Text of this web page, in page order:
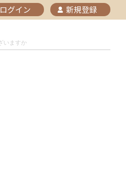
ログイン 新規登録